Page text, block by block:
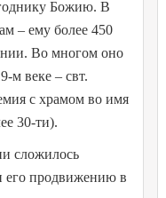
Божию. В
– ему более 450
Во многом оно
м веке – свт.
с храмом во имя
30-ти).
сложилось
его продвижению в